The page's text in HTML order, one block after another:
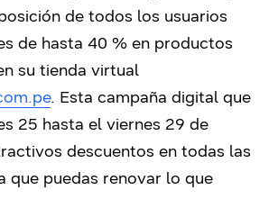
de todos los usuarios
de hasta 40 % en productos
su tienda virtual
. Esta campaña digital que
25 hasta el viernes 29 de
descuentos en todas las
que puedas renovar lo que